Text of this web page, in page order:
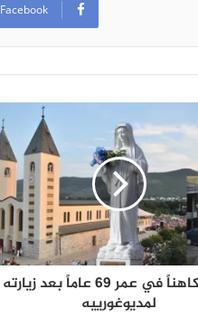
Facebook
أصبح كاهناً في عمر 69 عاماً بعد زيارته
لمديوغورييه